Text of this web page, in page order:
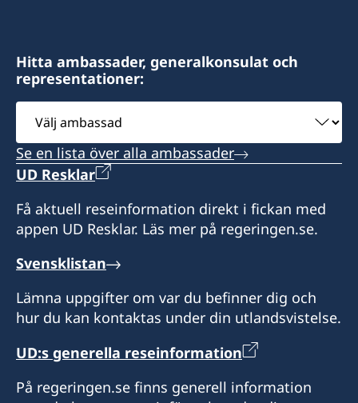
Hitta ambassader, generalkonsulat och
representationer:
Välj
ambassad
Se en lista över alla ambassader
UD Resklar
Få aktuell reseinformation direkt i fickan med
appen UD Resklar. Läs mer på regeringen.se.
Svensklistan
Lämna uppgifter om var du befinner dig och
hur du kan kontaktas under din utlandsvistelse.
UD:s generella reseinformation
På regeringen.se finns generell information